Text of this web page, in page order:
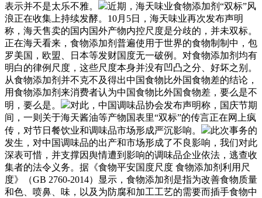
表示并不是太乐不雅。
近期，海天味业食物添加剂“双标”风
浪正在收集上持续发酵。10月5日，海天味业再次发布声明
称，海天售卖的国内国外产物内控尺度是分歧的，并未双标。
正在海天看来，食物添加剂普遍使用于世界的食物制制中，包
罗美国，欧盟、日本等发财国度无一破例。对食物添加剂均有
明白的律例尺度，这些尺度本身并没有凹凸之分、好坏之别。
从食物添加剂并不克不及得出中国食物比外国食物差的结论，
用食物添加剂来消费者认为中国食物比外国食物差，要么是不
明，要么是。
对此，中国调味品协会发布声明称，国庆节期
间，一则关于海天酱油等产物国表里“双标”的传言正在网上疯
传，对节日餐饮业和调味品市场形成严沉影响。
此次事务的
发生，对中国调味品的出产和市场形成了不良影响，我们对此
深表可惜，并支撑因舆情遭到影响的调味品企业依法，逃查收
集者的法令义务。据《食物平安国度尺度 食物添加剂利用尺
度》（GB 2760-2014）显示，食物添加剂是指为改善食物质量
和色、喷鼻、味，以及为防腐和加工工艺的需要而插手食物中